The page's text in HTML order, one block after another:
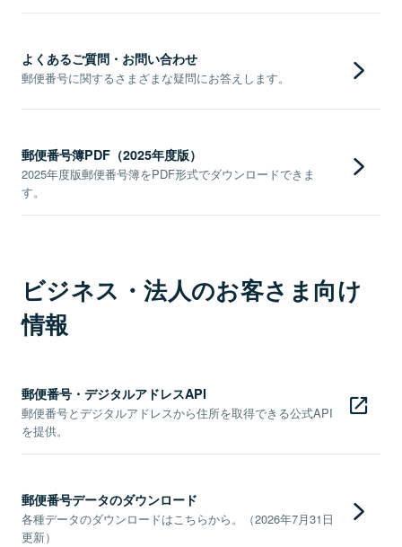
よくあるご質問・お問い合わせ
郵便番号に関するさまざまな疑問にお答えします。
郵便番号簿PDF（2025年度版）
2025年度版郵便番号簿をPDF形式でダウンロードできま
す。
ビジネス・法人のお客さま向け
情報
郵便番号・デジタルアドレスAPI
郵便番号とデジタルアドレスから住所を取得できる公式API
を提供。
郵便番号データのダウンロード
各種データのダウンロードはこちらから。（2026年7月31日
更新）